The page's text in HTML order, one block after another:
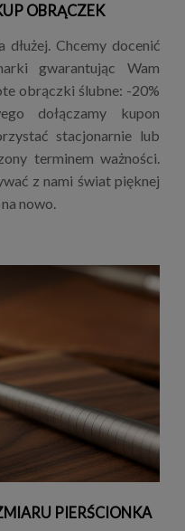
OBRĄCZEK
Chcemy docenić
gwarantując Wam
obrączki ślubne: -20%
dołączamy kupon
stacjonarnie lub
terminem ważności.
z nami świat pięknej
nowo.
PIERŚCIONKA